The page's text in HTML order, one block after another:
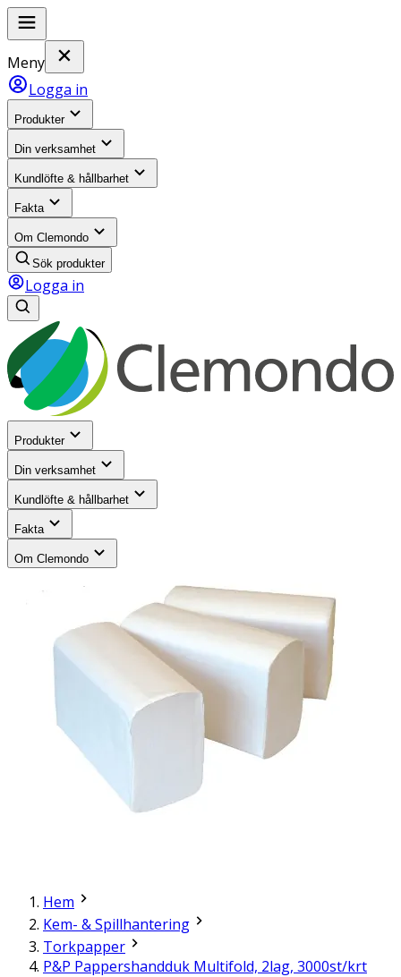
Meny
Logga in
Produkter
Din verksamhet
Kundlöfte & hållbarhet
Fakta
Om Clemondo
Sök produkter
Logga in
Produkter
Din verksamhet
Kundlöfte & hållbarhet
Fakta
Om Clemondo
Hem
Kem- & Spillhantering
Torkpapper
P&P Pappershandduk Multifold, 2lag, 3000st/krt